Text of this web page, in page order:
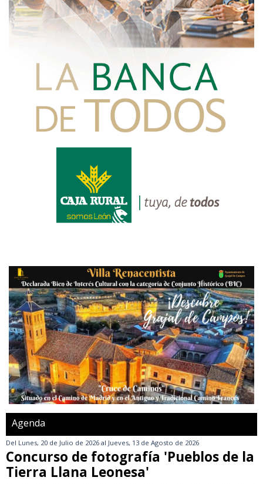
Agenda
Del Lunes, 20 de Julio de 2026 al Jueves, 13 de Agosto de 2026
Concurso de fotografía 'Pueblos de la
Tierra Llana Leonesa'